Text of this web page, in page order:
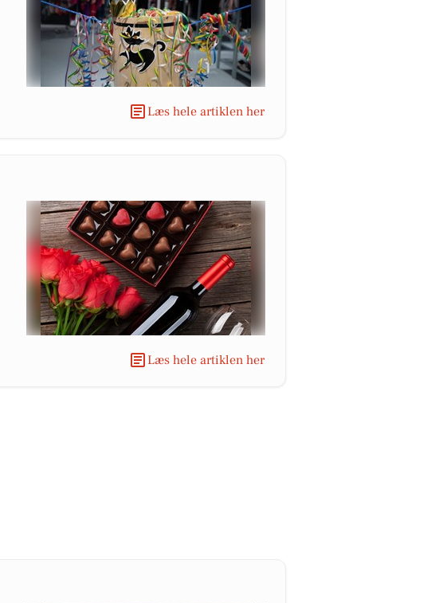
Læs hele artiklen her
Læs hele artiklen her